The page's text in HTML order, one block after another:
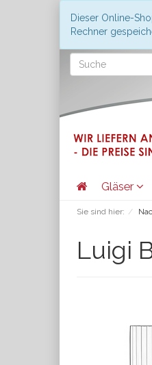
Dieser Online-
Rechner
Gläser
Sie sind hier:
Luigi